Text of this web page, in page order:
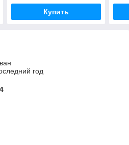
Купить
год